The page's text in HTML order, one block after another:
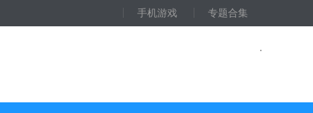
手机游戏 专题合集